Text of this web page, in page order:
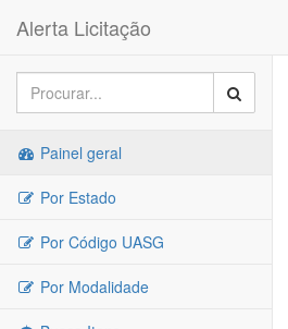
Alerta Licitação
Painel geral
Por Estado
Por Código UASG
Por Modalidade